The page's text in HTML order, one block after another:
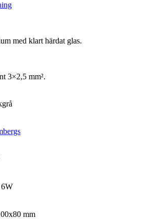
med klart härdat glas.
3×2,5 mm².
mm